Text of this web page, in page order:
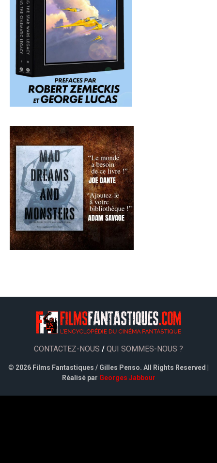
CONTACTEZ-NOUS / QUI SOMMES-NOUS ?
© 2026 Films Fantastiques / Gilles Penso. All Rights Reserved |
Réalisé par Georges Jabbour